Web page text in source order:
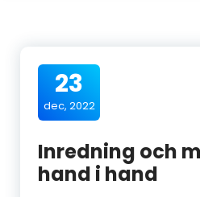
23
dec, 2022
Inredning och
hand i hand